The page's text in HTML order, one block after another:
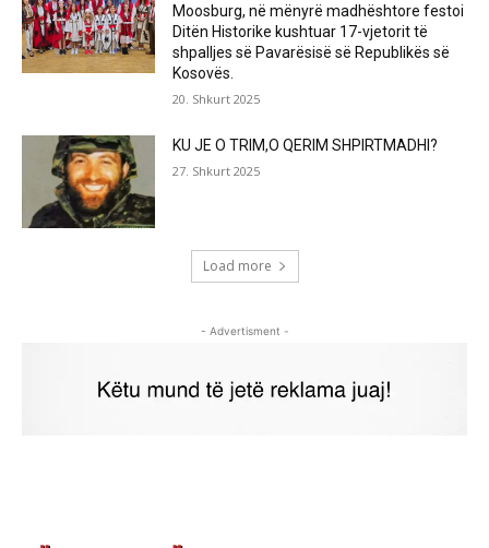
Moosburg, në mënyrë madhështore festoi
Ditën Historike kushtuar 17-vjetorit të
shpalljes së Pavarësisë së Republikës së
Kosovës.
20. Shkurt 2025
KU JE O TRIM,O QERIM SHPIRTMADHI?
27. Shkurt 2025
Load more
- Advertisment -